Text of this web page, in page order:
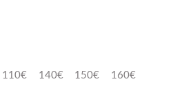
110€ 140€ 150€
160€